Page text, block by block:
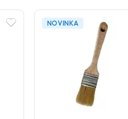
NOVINKA